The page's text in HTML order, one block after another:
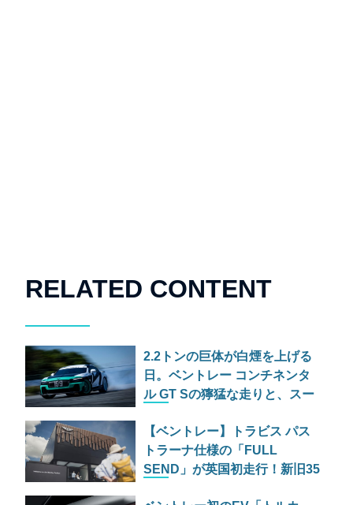
RELATED CONTENT
2.2トンの巨体が白煙を上げる
日。ベントレー コンチネンタ
ル GT Sの獰猛な走りと、スー
【ベントレー】トラビス パス
トラーナ仕様の「FULL
SEND」が英国初走行！新旧35